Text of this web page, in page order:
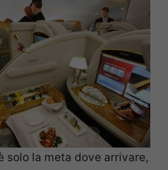
solo la meta dove arrivare,